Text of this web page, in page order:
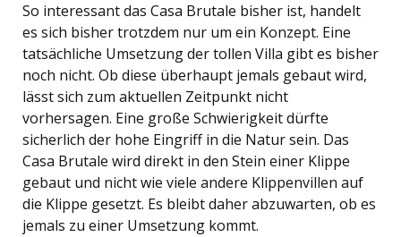
So interessant das Casa Brutale bisher ist, handelt
es sich bisher trotzdem nur um ein Konzept. Eine
tatsächliche Umsetzung der tollen Villa gibt es bisher
noch nicht. Ob diese überhaupt jemals gebaut wird,
lässt sich zum aktuellen Zeitpunkt nicht
vorhersagen. Eine große Schwierigkeit dürfte
sicherlich der hohe Eingriff in die Natur sein. Das
Casa Brutale wird direkt in den Stein einer Klippe
gebaut und nicht wie viele andere Klippenvillen auf
die Klippe gesetzt. Es bleibt daher abzuwarten, ob es
jemals zu einer Umsetzung kommt.